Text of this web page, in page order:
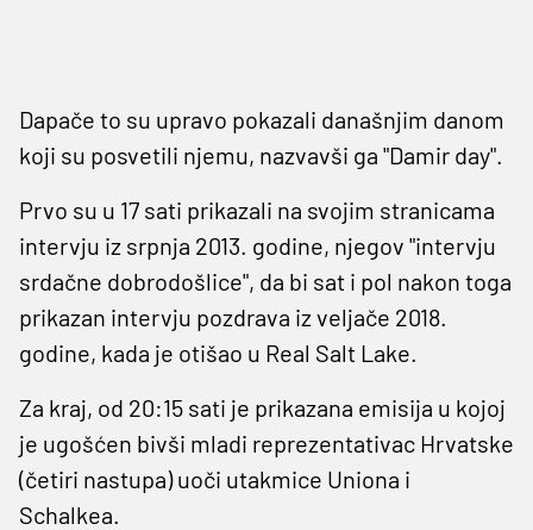
Dapače to su upravo pokazali današnjim danom
koji su posvetili njemu, nazvavši ga "Damir day".
Prvo su u 17 sati prikazali na svojim stranicama
intervju iz srpnja 2013. godine, njegov "intervju
srdačne dobrodošlice", da bi sat i pol nakon toga
prikazan intervju pozdrava iz veljače 2018.
godine, kada je otišao u Real Salt Lake.
Za kraj, od 20:15 sati je prikazana emisija u kojoj
je ugošćen bivši mladi reprezentativac Hrvatske
(četiri nastupa) uoči utakmice Uniona i
Schalkea.